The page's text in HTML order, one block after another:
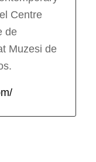
Centre
de
Muzesi de